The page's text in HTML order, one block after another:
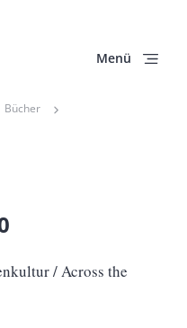
Menü
Bücher
/ Across the